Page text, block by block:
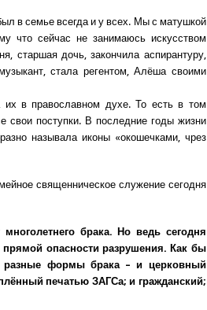
в семье всегда и у всех. Мы с матушкой
что сейчас не занимаюсь искусством
старшая дочь, закончила аспирантуру,
стала регентом, Алёша своими
их в православном духе. То есть в том
свои поступки. В последние годы жизни
называла иконы «окошечками, чрез
священническое служение сегодня
брака. Но ведь сегодня
опасности разрушения. Как бы
разные формы брака – и церковный
печатью ЗАГСа; и гражданский;